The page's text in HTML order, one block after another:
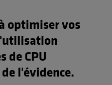
optimiser vos
de CPU
de l'évidence.